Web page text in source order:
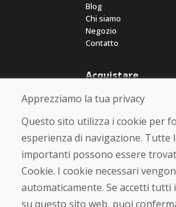
Blog
Chi siamo
Negozio
Contatto
Acquistare
Negozio online
Termini e condizioni
Spedizione e
Reso e cambio merce
Protezione dei dati
Cookies
Verificato dai
Apprezziamo la tua privacy
Questo sito utilizza i cookie per
esperienza di navigazione. Tutte
importanti possono essere
Cookie. I cookie necessari
automaticamente. Se accetti tutti
su questo sito web, puoi